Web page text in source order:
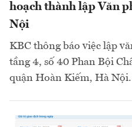
hoạch thành lập Văn
Nội
KBC thông báo việc lập
tầng 4, số 40 Phan Bội
quận Hoàn Kiếm, Hà Nội.